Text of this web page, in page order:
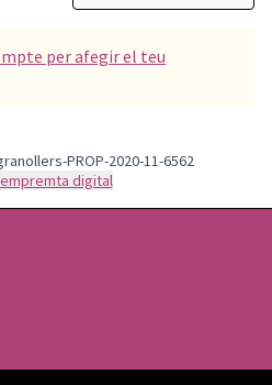
per afegir el teu
PROP-2020-11-6562
digital
Instagram
a YouTube